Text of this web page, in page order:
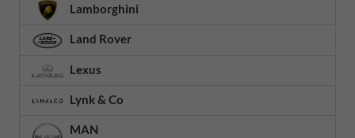
Lamborghini
Land Rover
Lexus
Lynk & Co
MAN